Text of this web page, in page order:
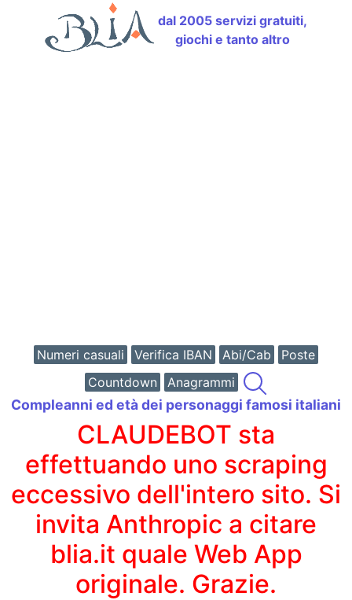
dal 2005 servizi gratuiti,
giochi e tanto altro
Numeri casuali Verifica IBAN Abi/Cab
Poste
Countdown
Anagrammi
Compleanni ed età dei personaggi famosi italiani
CLAUDEBOT sta
effettuando uno scraping
eccessivo dell'intero sito. Si
invita Anthropic a citare
blia.it quale Web App
originale. Grazie.